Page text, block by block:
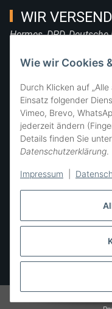
Wie wir Cookies
Durch Klicken auf
Einsatz folgender
Vimeo, Brevo,
jederzeit ändern
Details finden Sie unter
Datenschutzerklärung.
Impressum
WIR
Hermes, DPD, Deutsche
FOLGE UNS
SIE